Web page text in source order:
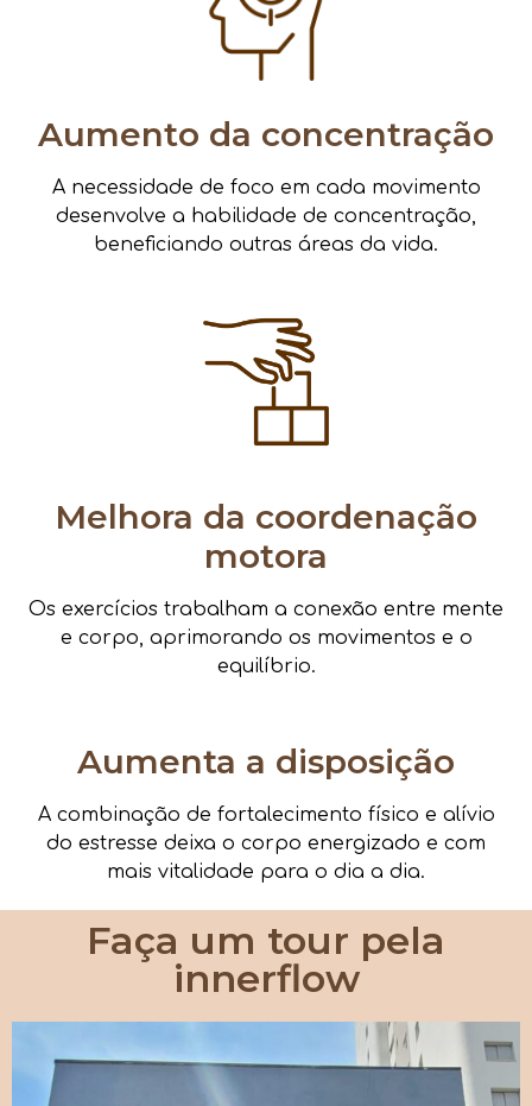
Aumento da concentração
A necessidade de foco em cada movimento
desenvolve a habilidade de concentração,
beneficiando outras áreas da vida.
Melhora da coordenação
motora
Os exercícios trabalham a conexão entre mente
e corpo, aprimorando os movimentos e o
equilíbrio.
Aumenta a disposição
A combinação de fortalecimento físico e alívio
do estresse deixa o corpo energizado e com
mais vitalidade para o dia a dia.
Faça um tour pela
innerflow